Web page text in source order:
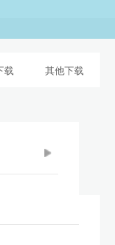
载 其他下载